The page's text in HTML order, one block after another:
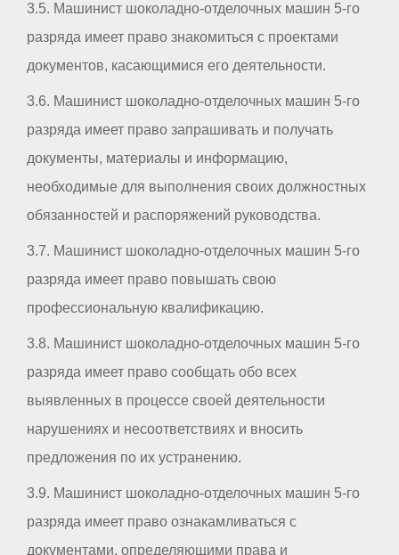
3.5. Машинист шоколадно-отделочных машин 5-го
разряда имеет право знакомиться с проектами
документов, касающимися его деятельности.
3.6. Машинист шоколадно-отделочных машин 5-го
разряда имеет право запрашивать и получать
документы, материалы и информацию,
необходимые для выполнения своих должностных
обязанностей и распоряжений руководства.
3.7. Машинист шоколадно-отделочных машин 5-го
разряда имеет право повышать свою
профессиональную квалификацию.
3.8. Машинист шоколадно-отделочных машин 5-го
разряда имеет право сообщать обо всех
выявленных в процессе своей деятельности
нарушениях и несоответствиях и вносить
предложения по их устранению.
3.9. Машинист шоколадно-отделочных машин 5-го
разряда имеет право ознакамливаться с
документами, определяющими права и